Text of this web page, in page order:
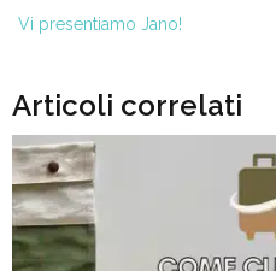
Vi presentiamo Jano!
Articoli correlati